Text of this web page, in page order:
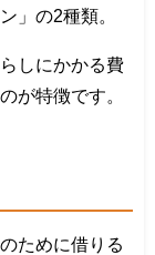
」の2種類。
しにかかる費
が特徴です。
ために借りる